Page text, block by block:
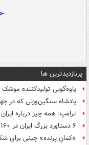
پربازدیدترین ها
یاوه‌گویی تولیدکننده موشک
پادشاه سنگین‌وزنی که در
ترامپ: همه چیز درباره
۶ دستاورد بزرگ ایران در ۱۶۰ روز رهبری رهبر انقلاب
«کمانِ پرنده» چینی برای